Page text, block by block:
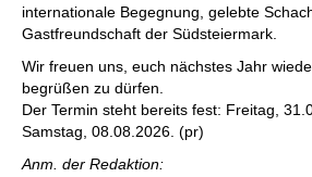
internationale Begegnung, gelebte
Gastfreundschaft der Südsteiermark.
Wir freuen uns, euch nächstes Jahr
begrüßen zu dürfen.
Der Termin steht bereits fest: Freitag,
Samstag, 08.08.2026. (pr)
Anm. der Redaktion: